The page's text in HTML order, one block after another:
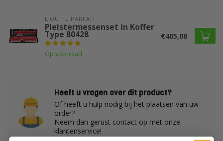
L'OUTIL PARFAIT
Pleistermessenset in Koffer
Type 80428
Op voorraad
€405,08
Heeft u vragen over dit product?
Of heeft u hulp nodig bij het plaatsen van uw
order?
Neem dan gerust contact op met onze
klantenservice!